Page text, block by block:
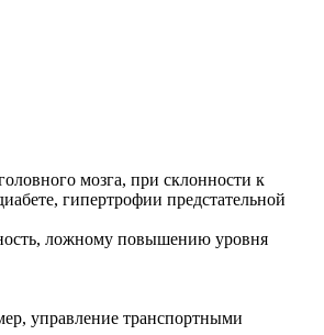
мозга, при склонности к
гипертрофии предстательной
ложному повышению уровня
управление транспортными